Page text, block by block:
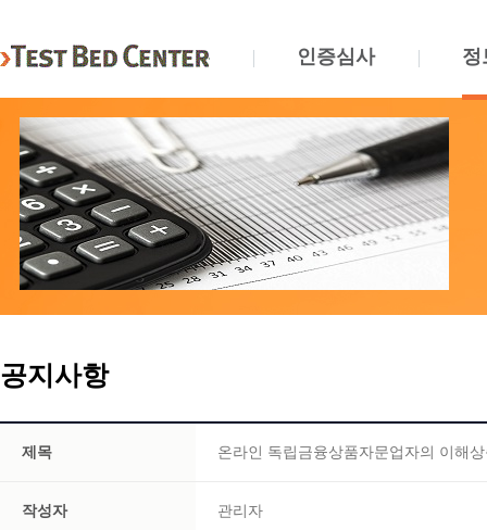
인증심사 정
공지사항
제목 온라인 독립금융상품자문업자의 이해
작성자 관리자